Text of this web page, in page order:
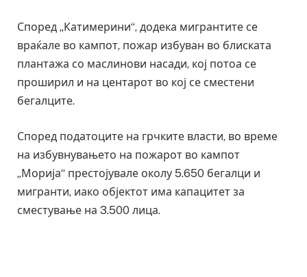
Според „Катимерини“, додека мигрантите се
враќале во кампот, пожар избуван во блиската
плантажа со маслинови насади, кој потоа се
проширил и на центарот во кој се сместени
бегалците.
Според податоците на грчките власти, во време
на избувнувањето на пожарот во кампот
„Морија“ престојувале околу 5.650 бегалци и
мигранти, иако објектот има капацитет за
сместување на 3.500 лица.